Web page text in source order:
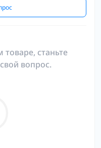
станьте
вопрос.